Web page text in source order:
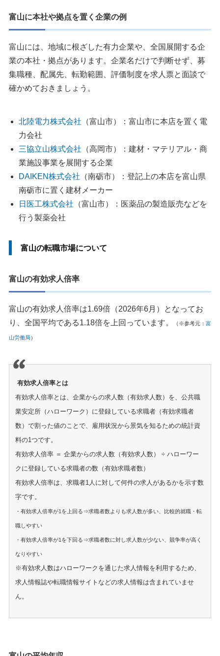
6：ほくりくFIT転職｜北陸の地元企業に強い転職サービス
7：リージョナルキャリア富山｜Uターン・Iターン転職に
おすすめ
富山の転職フェアや公的支援も確認する
富山で転職エージェントを活用する際の注意点
2.過去の経歴やスキルに嘘をつかない
5.「やめとけ」と言われる企業は理由を分解して見る
富山の転職エージェントまとめ
執筆者・監修者のmotoについて
富山に本社や拠点を置く企業の例
富山には、地域に根ざした有力企業や、全国展開する企
業の本社・拠点があります。企業名だけで判断せず、募
集職種、配属先、転勤範囲、評価制度を求人票と面談で
確かめておきましょう。
北陸電力株式会社 （富山市）：富山市に本店を置く電
力会社
三協立山株式会社 （高岡市）：建材・マテリアル・商
業施設事業を展開する企業
DAIKEN株式会社 （南砺市）：登記上の本店を富山県
南砺市に置く建材メーカー
日医工株式会社 （富山市）：医薬品の製造販売などを
行う製薬会社
富山の転職市場について
富山の有効求人倍率
富山の有効求人倍率は1.69倍（2026年6月）となってお
り、全国平均である1.18倍を上回っています。
（※参考元： 富
山労働局）
有効求人倍率とは
有効求人倍率とは、企業からの求人数（有効求人数）を、公共職
業安定所（ハローワーク）に登録している求職者（有効求職者
数）で割った値のことで、雇用状況から景気を知るための統計資
料の1つです。
有効求人倍率 ＝ 企業からの求人数（有効求人数） ÷ ハローワー
クに登録している求職者の数（有効求職者数）
有効求人倍率は、求職者1人に対して何件の求人があるかを示す数
字です。
・有効求人倍率が1を上回る⇒求職者数よりも求人数が多い、比較的就職・転
職しやすい
・有効求人倍率が1を下回る⇒求職者数に対し求人数が少ない、競争率が高く
なりやすい
※有効求人数はハローワークを通じた求人情報を利用するため、
求人情報誌や転職情報サイトなどの求人情報は含まれていませ
ん。